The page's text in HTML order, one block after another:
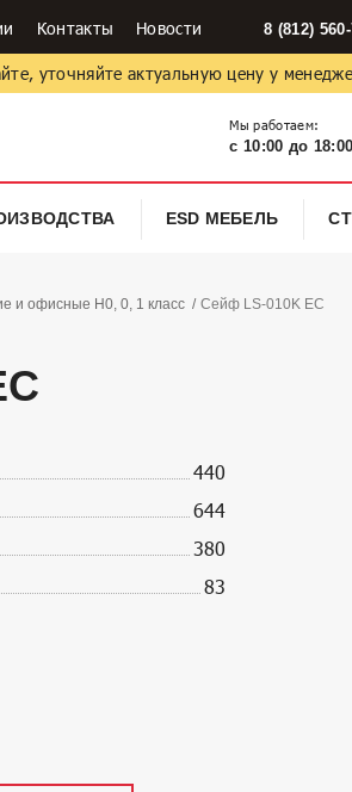
Контакты Новости 8 (812)
уточняйте актуальную цену у
Мы работаем:
с 10:00 до
ESD МЕБЕЛЬ
и офисные Н0, 0, 1 класс Сейф LS-010K EC
440
644
380
83